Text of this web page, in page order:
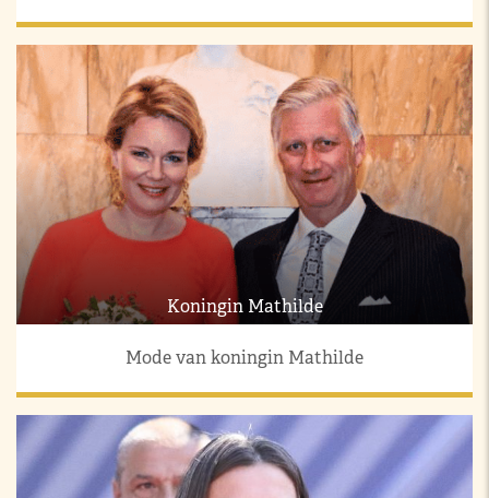
Koningin Mathilde
Mode van koningin Mathilde